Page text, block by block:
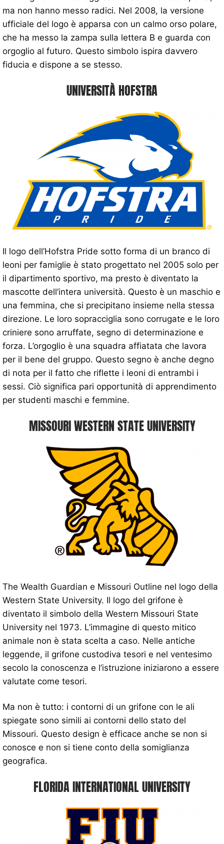
ma non hanno messo radici. Nel 2008, la versione
ufficiale del logo è apparsa con un calmo orso polare,
che ha messo la zampa sulla lettera B e guarda con
orgoglio al futuro. Questo simbolo ispira davvero
fiducia e dispone a se stesso.
UNIVERSITÀ HOFSTRA
Il logo dell’Hofstra Pride sotto forma di un branco di
leoni per famiglie è stato progettato nel 2005 solo per
il dipartimento sportivo, ma presto è diventato la
mascotte dell’intera università. Questo è un maschio e
una femmina, che si precipitano insieme nella stessa
direzione. Le loro sopracciglia sono corrugate e le loro
criniere sono arruffate, segno di determinazione e
forza. L’orgoglio è una squadra affiatata che lavora
per il bene del gruppo. Questo segno è anche degno
di nota per il fatto che riflette i leoni di entrambi i
sessi. Ciò significa pari opportunità di apprendimento
per studenti maschi e femmine.
MISSOURI WESTERN STATE UNIVERSITY
The Wealth Guardian e Missouri Outline nel logo della
Western State University. Il logo del grifone è
diventato il simbolo della Western Missouri State
University nel 1973. L’immagine di questo mitico
animale non è stata scelta a caso. Nelle antiche
leggende, il grifone custodiva tesori e nel ventesimo
secolo la conoscenza e l’istruzione iniziarono a essere
valutate come tesori.
Ma non è tutto: i contorni di un grifone con le ali
spiegate sono simili ai contorni dello stato del
Missouri. Questo design è efficace anche se non si
conosce e non si tiene conto della somiglianza
geografica.
FLORIDA INTERNATIONAL UNIVERSITY